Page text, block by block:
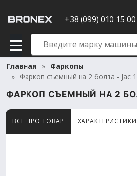
+38 (099) 010 15 00
Главная
Фаркопы
Фаркоп съемный на 2 болта - Jac
ФАРКОП СЪЕМНЫЙ НА 2
ВСЕ ПРО ТОВАР ХАРАКТЕРИСТИКИ
Товар просматривают